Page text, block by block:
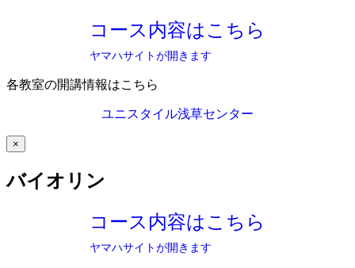
コース内容はこちら
ヤマハサイトが開きます
各教室の開講情報はこちら
ユニスタイル浅草センター
×
バイオリン
コース内容はこちら
ヤマハサイトが開きます